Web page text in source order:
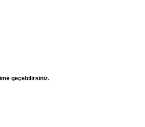
geçebilirsiniz.